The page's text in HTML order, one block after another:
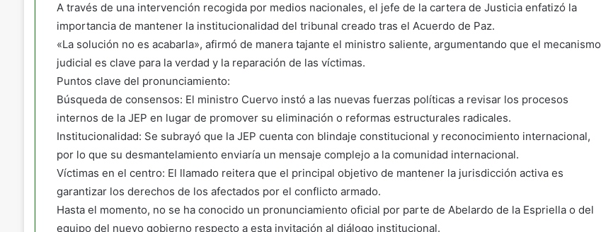
A través de una intervención recogida por medios nacionales, el jefe de la cartera de Justicia enfatizó la
importancia de mantener la institucionalidad del tribunal creado tras el Acuerdo de Paz.
«La solución no es acabarla», afirmó de manera tajante el ministro saliente, argumentando que el mecanismo
judicial es clave para la verdad y la reparación de las víctimas.
Puntos clave del pronunciamiento:
Búsqueda de consensos: El ministro Cuervo instó a las nuevas fuerzas políticas a revisar los procesos
internos de la JEP en lugar de promover su eliminación o reformas estructurales radicales.
Institucionalidad: Se subrayó que la JEP cuenta con blindaje constitucional y reconocimiento internacional,
por lo que su desmantelamiento enviaría un mensaje complejo a la comunidad internacional.
Víctimas en el centro: El llamado reitera que el principal objetivo de mantener la jurisdicción activa es
garantizar los derechos de los afectados por el conflicto armado.
Hasta el momento, no se ha conocido un pronunciamiento oficial por parte de Abelardo de la Espriella o del
equipo del nuevo gobierno respecto a esta invitación al diálogo institucional.